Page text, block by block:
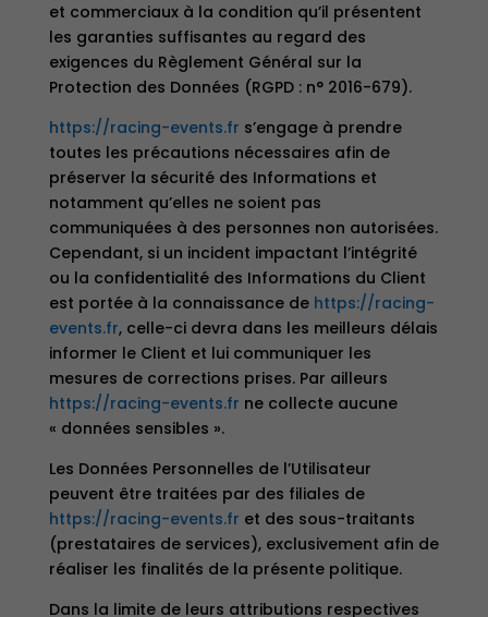
et commerciaux à la condition qu’il présentent
les garanties suffisantes au regard des
exigences du Règlement Général sur la
Protection des Données (RGPD : n° 2016-679).
https://racing-events.fr s’engage à prendre
toutes les précautions nécessaires afin de
préserver la sécurité des Informations et
notamment qu’elles ne soient pas
communiquées à des personnes non autorisées.
Cependant, si un incident impactant l’intégrité
ou la confidentialité des Informations du Client
est portée à la connaissance de https://racing-
events.fr, celle-ci devra dans les meilleurs délais
informer le Client et lui communiquer les
mesures de corrections prises. Par ailleurs
https://racing-events.fr ne collecte aucune
« données sensibles ».
Les Données Personnelles de l’Utilisateur
peuvent être traitées par des filiales de
https://racing-events.fr et des sous-traitants
(prestataires de services), exclusivement afin de
réaliser les finalités de la présente politique.
Dans la limite de leurs attributions respectives